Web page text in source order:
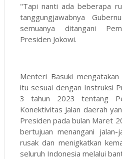
"Tapi nanti ada beberapa
tanggungjawabnya
semuanya ditangani
Presiden Jokowi.
Menteri Basuki
itu sesuai dengan Instruksi
3 tahun 2023 tentang
Konektivitas Jalan daerah
Presiden pada bulan Maret
bertujuan menangani jalan-
rusak dan menigkatkan
seluruh Indonesia melalui